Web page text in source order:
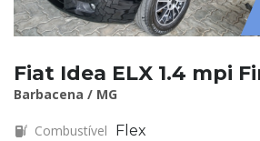
Fiat Idea ELX 1.4 mpi
Barbacena / MG
Combustível Flex